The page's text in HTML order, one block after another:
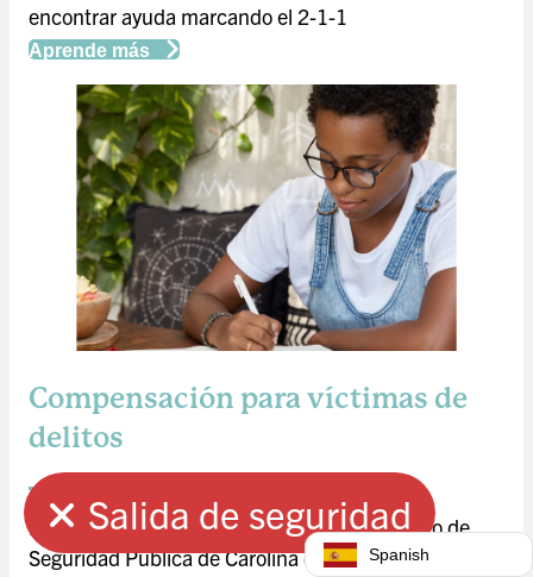
Salida de seguridad
encontrar ayuda marcando el 2-1-1
Aprende más
Compensación para víctimas de
delitos
Este servicio es facilitado por el Departamento de
Seguridad Pública de Carolina del Norte. Salida rápida
Spanish